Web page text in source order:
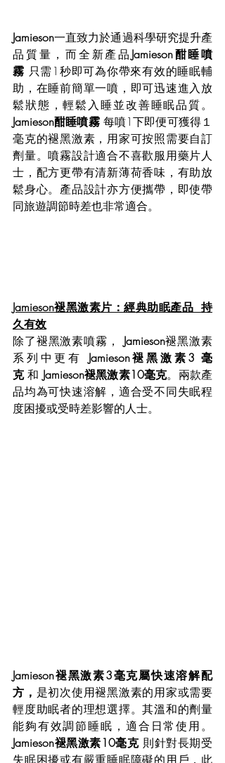
Jamieson一直致力於通過科學研究提升產
品質量，而全新產品 Jamieson酣睡噴
霧 只需1秒即可為你帶來有效的睡眠輔
助，在睡前簡單一噴，即可迅速進入放
鬆狀態，輕鬆入睡並改善睡眠品質。
Jamieson酣睡噴霧 每噴1下即便可獲得１
毫克的褪黑激素，用家可按照需要自訂
劑量。噴霧設計適合不喜歡服用藥片人
士，配方更帶有清新薄荷香味，有助放
鬆身心。產品設計亦方便攜帶，即使帶
同旅遊調節時差也非常適合。
Jamieson褪黑激素片：經典助眠產品  持
久有效
除了褪黑激素噴霧， Jamieson褪黑激素
系列中更有 Jamieson褪黑激素3 毫
克 和 Jamieson褪黑激素10毫克。兩款產
品均為可快速溶解，適合受不同失眠程
度困擾或受時差影響的人士。
Jamieson褪黑激素3毫克屬快速溶解配
方， 是初次使用褪黑激素的用家或需要
輕度助眠者的理想選擇。其溫和的劑量
能夠有效調節睡眠，適合日常使用。
Jamieson褪黑激素10毫克 則針對長期受
失眠困擾或有嚴重睡眠障礙的用戶，此